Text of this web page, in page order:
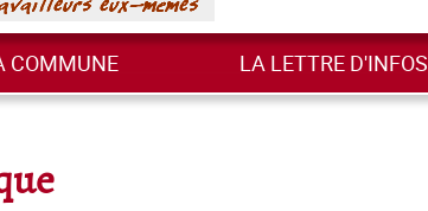
COMMUNE LA LETTRE D'INFOS